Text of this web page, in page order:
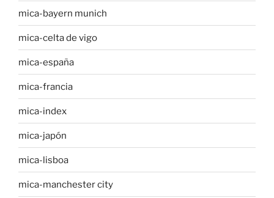
mica-bayern munich
mica-celta de vigo
mica-españa
mica-francia
mica-index
mica-japón
mica-lisboa
mica-manchester city